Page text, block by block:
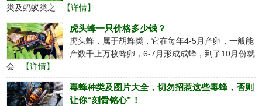
类及蚂蚁类之...
【详情】
虎头蜂一只价格多少钱？
虎头蜂，属于胡蜂类，它在每年4-5月产卵，一般能
产数千上万枚蜂卵，6-7月形成成蜂，到了10月份就
会... 【详情】
毒蜂种类及图片大全，切勿招惹这些毒蜂，否则
让你“刻骨铭心”！